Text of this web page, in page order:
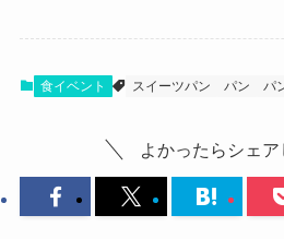
食イベント スイーツパン パン パ
よかったらシェア